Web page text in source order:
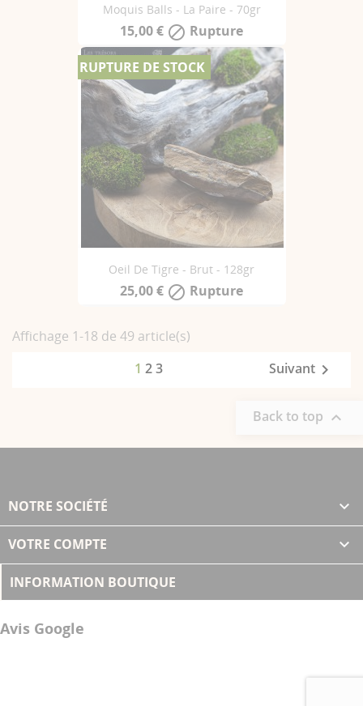
Moquis Balls - La Paire - 70gr
15,00 €  Rupture
Oeil De Tigre - Brut - 128gr
25,00 €  Rupture
RUPTURE DE STOCK
Affichage 1-18 de 49 article(s)
1 23 Suivant 
Back to top 
NOTRE SOCIÉTÉ 
VOTRE COMPTE 
INFORMATION BOUTIQUE
Avis Google